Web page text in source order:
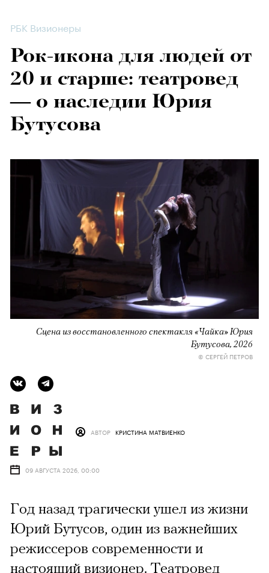
РБК Визионеры
Рок-икона для людей от
20 и старше: театровед
— о наследии Юрия
Бутусова
Сцена из восстановленного спектакля «Чайка» Юрия
Бутусова, 2026
© СЕРГЕЙ ПЕТРОВ
АВТОР КРИСТИНА МАТВИЕНКО
09 АВГУСТА 2026, 00:00
Год назад трагически ушел из жизни
Юрий Бутусов, один из важнейших
режиссеров современности и
настоящий визионер. Театровед